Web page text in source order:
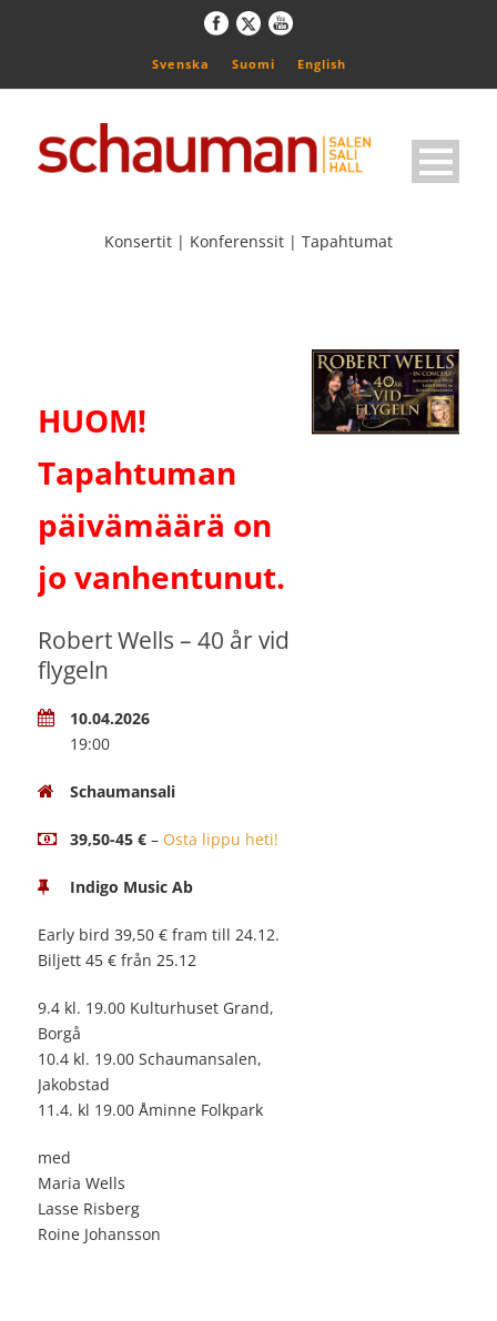
Svenska Suomi English
Konsertit | Konferenssit | Tapahtumat
HUOM!
Tapahtuman
päivämäärä on
jo vanhentunut.
Robert Wells – 40 år vid
flygeln
10.04.2026
19:00
Schaumansali
39,50-45 € – Osta lippu heti!
Indigo Music Ab
Early bird 39,50 € fram till 24.12.
Biljett 45 € från 25.12
9.4 kl. 19.00 Kulturhuset Grand,
Borgå
10.4 kl. 19.00 Schaumansalen,
Jakobstad
11.4. kl 19.00 Åminne Folkpark
med
Maria Wells
Lasse Risberg
Roine Johansson